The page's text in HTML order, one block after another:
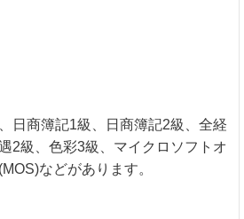
日商簿記1級、日商簿記2級、全経
2級、色彩3級、マイクロソフトオ
などがあります。